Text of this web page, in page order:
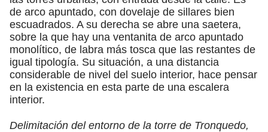
de arco apuntado, con dovelaje de sillares bien
escuadrados. A su derecha se abre una saetera,
sobre la que hay una ventanita de arco apuntado
monolítico, de labra más tosca que las restantes de
igual tipología. Su situación, a una distancia
considerable de nivel del suelo interior, hace pensar
en la existencia en esta parte de una escalera
interior.
Delimitación del entorno de la torre de Tronquedo,